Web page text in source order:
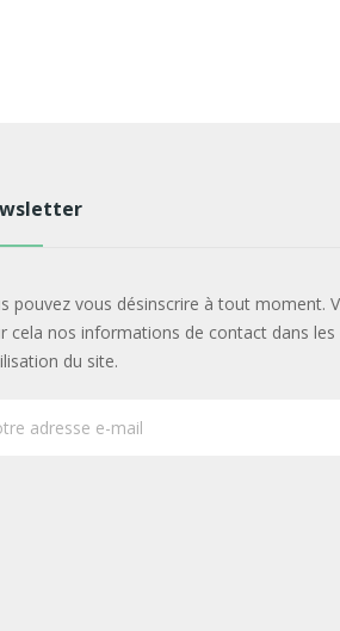
pouvez vous désinscrire à tout moment.
cela nos informations de contact dans les
du site.